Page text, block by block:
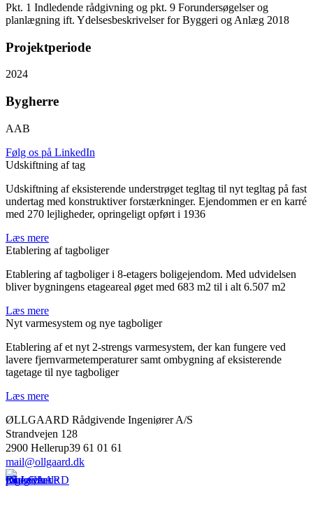
Pkt. 1 Indledende rådgivning og pkt. 9 Forundersøgelser og
planlægning ift. Ydelsesbeskrivelser for Byggeri og Anlæg 2018
Projektperiode
2024
Bygherre
AAB
Følg os på LinkedIn
Udskiftning af tag
Udskiftning af eksisterende understrøget tegltag til nyt tegltag på fast
undertag med konstruktiver forstærkninger. Ejendommen er en karré
med 270 lejligheder, opringeligt opført i 1936
Læs mere
Etablering af tagboliger
Etablering af tagboliger i 8-etagers boligejendom. Med udvidelsen
bliver bygningens etageareal øget med 683 m2 til i alt 6.507 m2
Læs mere
Nyt varmesystem og nye tagboliger
Etablering af et nyt 2-strengs varmesystem, der kan fungere ved
lavere fjernvarmetemperaturer samt ombygning af eksisterende
tagetage til nye tagboliger
Læs mere
ØLLGAARD Rådgivende Ingeniører A/S
Strandvejen 128
2900 Hellerup39 61 01 61
mail@ollgaard.dk